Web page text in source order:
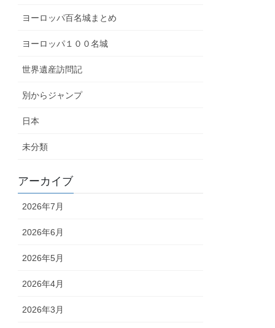
ヨーロッパ百名城まとめ
ヨーロッパ１００名城
世界遺産訪問記
別からジャンプ
日本
未分類
アーカイブ
2026年7月
2026年6月
2026年5月
2026年4月
2026年3月